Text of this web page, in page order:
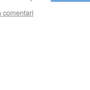
comentari